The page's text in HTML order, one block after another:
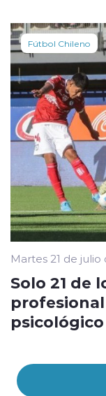
Fútbol Chileno
Martes 21 de julio
Solo 21 de
psicológico